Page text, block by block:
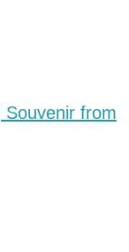
Souvenir from